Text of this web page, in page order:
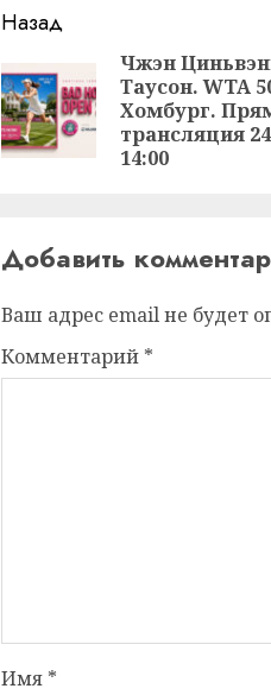
Продолжить
чтение
Назад
Чжэн
Таусон. WTA
Хомбург.
трансляция
14:00
Добавить
Ваш адрес email не будет
Комментарий *
Имя *